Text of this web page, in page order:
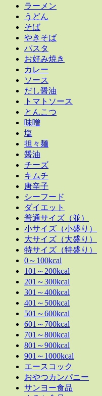
ラーメン
うどん
そば
やきそば
パスタ
お好み焼き
カレー
ソース
だし醤油
トマトソース
とんこつ
味噌
塩
担々麺
醤油
チーズ
キムチ
唐辛子
シーフード
ダイエット
普通サイズ（並）
小サイズ（小盛り）
大サイズ（大盛り）
特サイズ（特盛り）
0～100kcal
101～200kcal
201～300kcal
301～400kcal
401～500kcal
501～600kcal
601～700kcal
701～800kcal
801～900kcal
901～1000kcal
エースコック
おやつカンパニー
サンヨー食品